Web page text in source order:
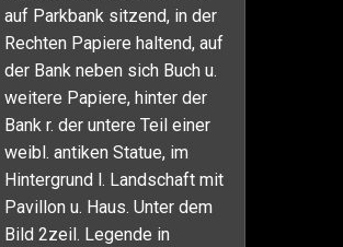
auf Parkbank sitzend, in der
Rechten Papiere haltend, auf
der Bank neben sich Buch u.
weitere Papiere, hinter der
Bank r. der untere Teil einer
weibl. antiken Statue, im
Hintergrund l. Landschaft mit
Pavillon u. Haus. Unter dem
Bild 2zeil. Legende in